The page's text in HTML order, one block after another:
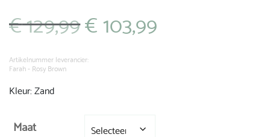
€129,99 Oorspronkelijke
prijs
€ 129,99.
€103,99
Artikelnummer leverancier:
Farah - Rosy Brown
Kleur: Zand
Maat